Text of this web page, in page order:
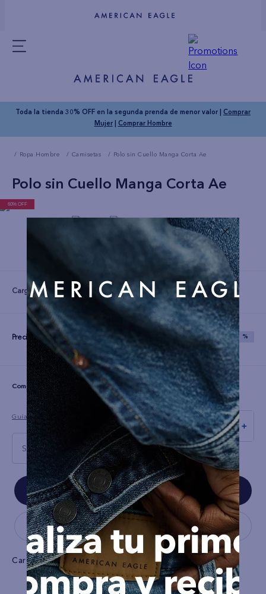
Toda la tienda 30% OFF en la segunda prenda de menor valor | Comprar
Mujer| Comprar Hombre
Ropa Hombre Camisetas Polo sin Cuello Manga Corta Ae
Polo sin Cuello Manga Corta Ae
60% OFF
Color:
Precio: S/ S/ 99 SAVE 60 %
☆☆☆ (0 comentarios)
Guía de tallas
S
＋